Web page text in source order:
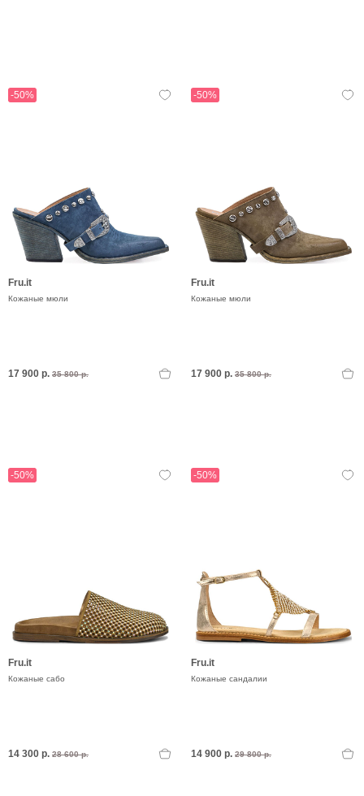
-50%
Fru.it
Кожаные мюли
17 900 р. 35 800 р.
-50%
Fru.it
Кожаные мюли
17 900 р. 35 800 р.
-50%
Fru.it
Кожаные сабо
14 300 р. 28 600 р.
-50%
Fru.it
Кожаные сандалии
14 900 р. 29 800 р.